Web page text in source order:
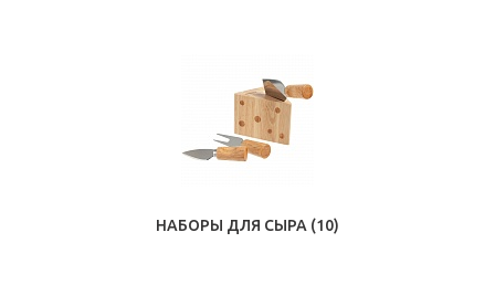
НАБОРЫ ДЛЯ СЫРА (10)